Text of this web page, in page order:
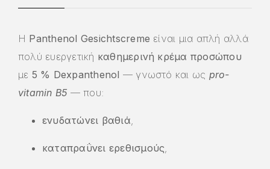
Η Panthenol Gesichtscreme είναι μια απλή αλλά
πολύ ευεργετική καθημερινή κρέμα προσώπου
με 5 % Dexpanthenol — γνωστό και ως pro-
vitamin B5 — που:
ενυδατώνει βαθιά,
καταπραΰνει ερεθισμούς,